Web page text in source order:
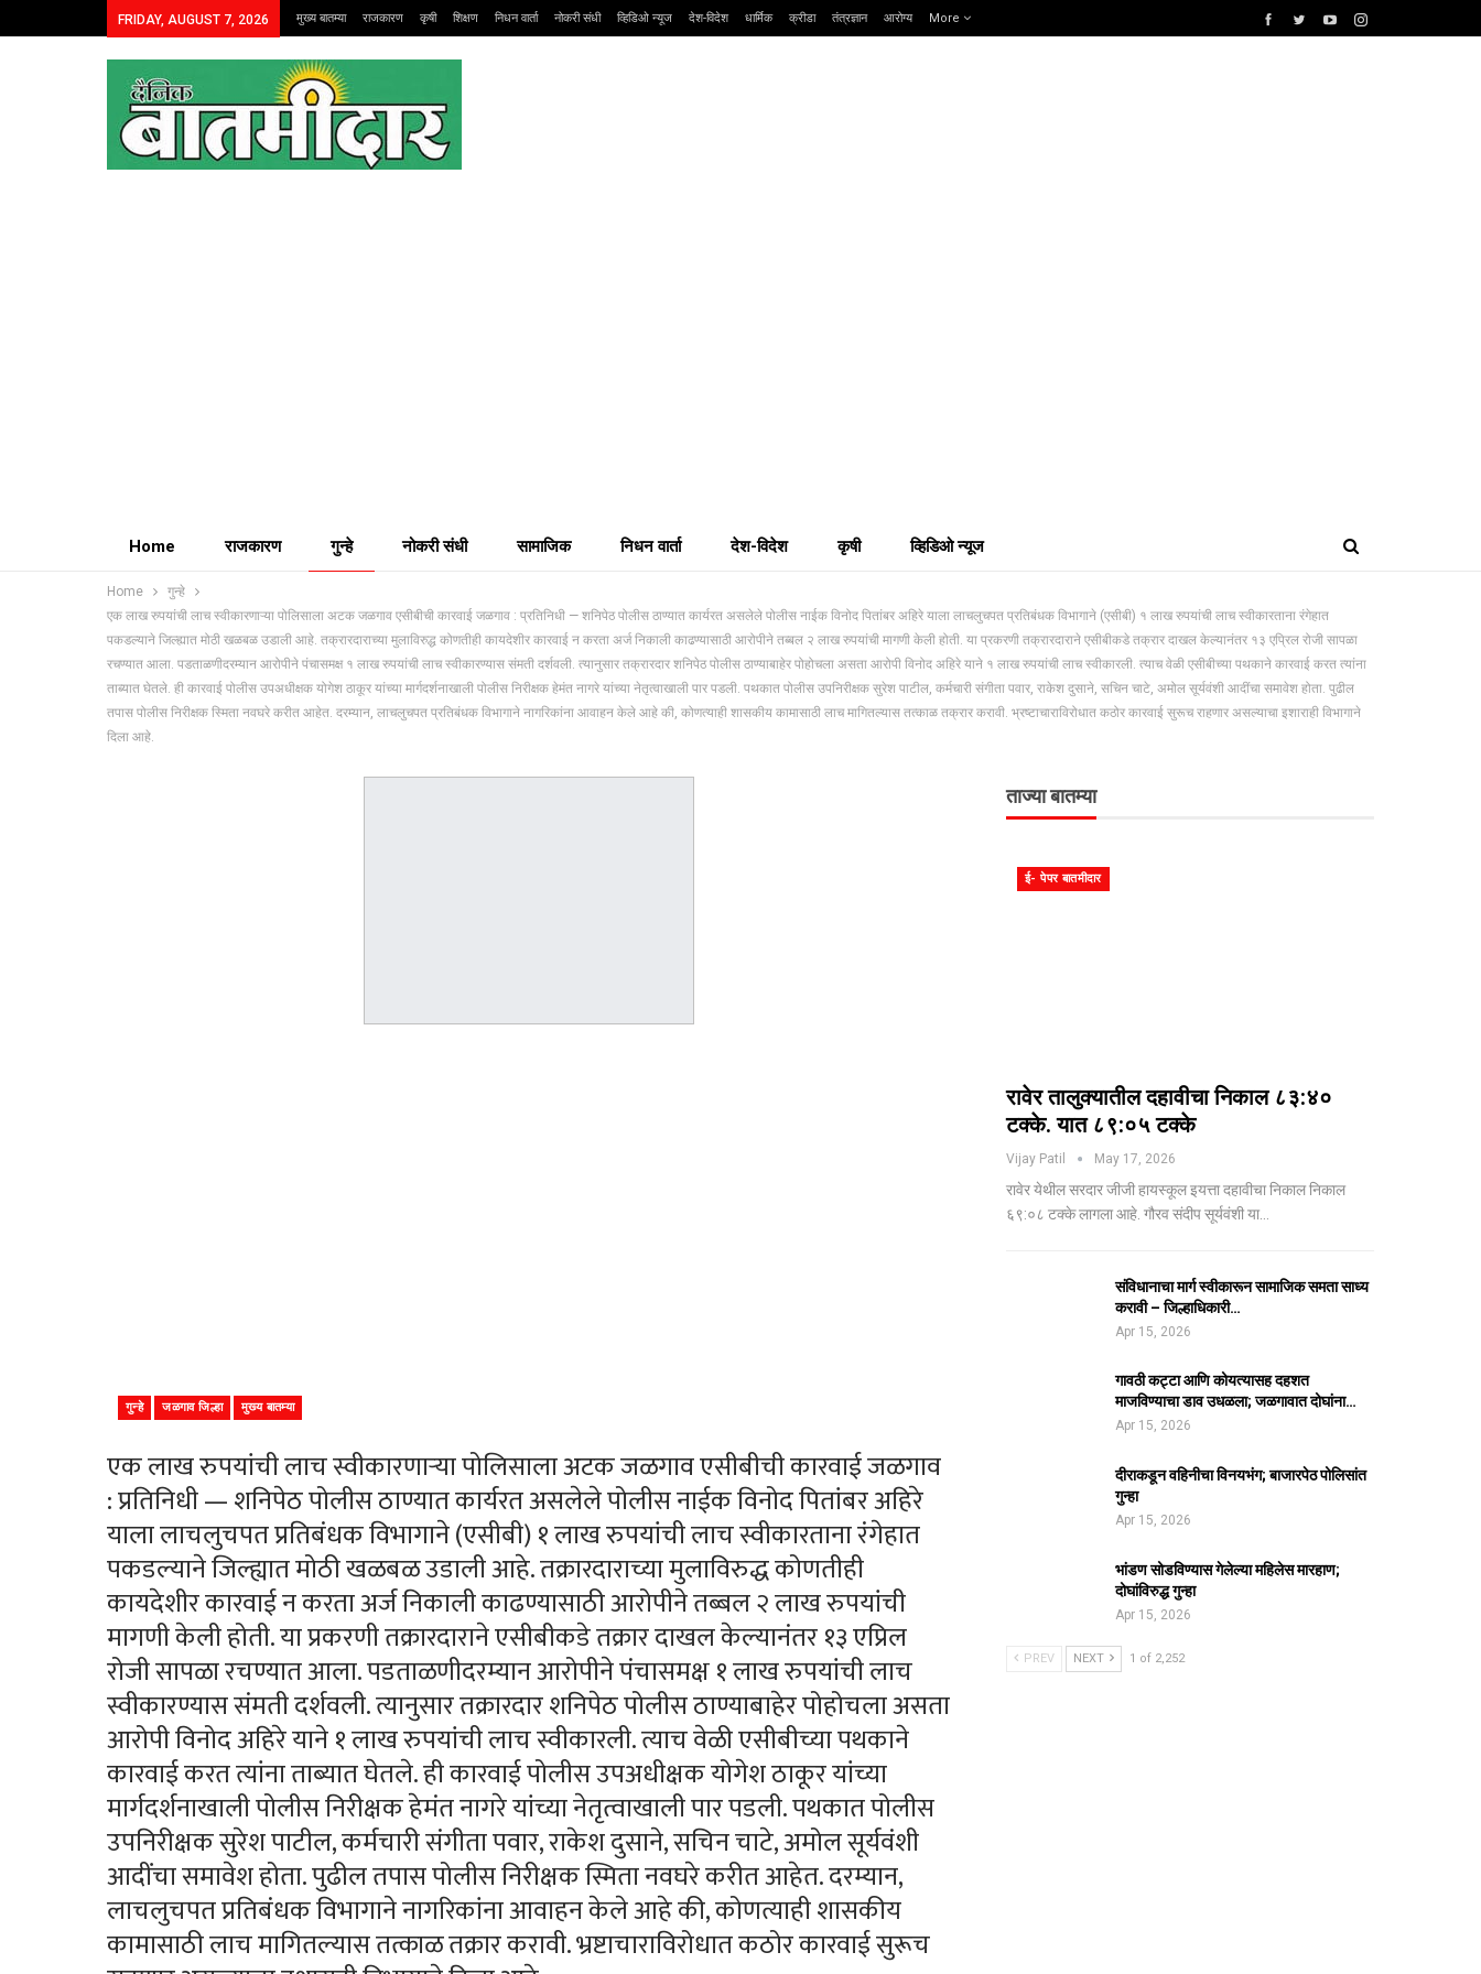
FRIDAY, AUGUST 7, 2026 मुख्य बातम्या राजकारण कृषी शिक्षण निधन वार्ता नोकरी संधी व्हिडिओ न्यूज देश-विदेश धार्मिक क्रीडा तंत्रज्ञान आरोग्य More
Home राजकारण गुन्हे नोकरी संधी सामाजिक निधन वार्ता देश-विदेश कृषी व्हिडिओ न्यूज
Home
गुन्हे
एक लाख रुपयांची लाच स्वीकारणाऱ्या पोलिसाला अटक जळगाव एसीबीची कारवाई जळगाव : प्रतिनिधी — शनिपेठ पोलीस ठाण्यात कार्यरत असलेले पोलीस नाईक विनोद पितांबर अहिरे याला लाचलुचपत प्रतिबंधक विभागाने (एसीबी) १ लाख रुपयांची लाच स्वीकारताना रंगेहात
पकडल्याने जिल्ह्यात मोठी खळबळ उडाली आहे. तक्रारदाराच्या मुलाविरुद्ध कोणतीही कायदेशीर कारवाई न करता अर्ज निकाली काढण्यासाठी आरोपीने तब्बल २ लाख रुपयांची मागणी केली होती. या प्रकरणी तक्रारदाराने एसीबीकडे तक्रार दाखल केल्यानंतर १३ एप्रिल रोजी सापळा
रचण्यात आला. पडताळणीदरम्यान आरोपीने पंचासमक्ष १ लाख रुपयांची लाच स्वीकारण्यास संमती दर्शवली. त्यानुसार तक्रारदार शनिपेठ पोलीस ठाण्याबाहेर पोहोचला असता आरोपी विनोद अहिरे याने १ लाख रुपयांची लाच स्वीकारली. त्याच वेळी एसीबीच्या पथकाने कारवाई करत त्यांना
ताब्यात घेतले. ही कारवाई पोलीस उपअधीक्षक योगेश ठाकूर यांच्या मार्गदर्शनाखाली पोलीस निरीक्षक हेमंत नागरे यांच्या नेतृत्वाखाली पार पडली. पथकात पोलीस उपनिरीक्षक सुरेश पाटील, कर्मचारी संगीता पवार, राकेश दुसाने, सचिन चाटे, अमोल सूर्यवंशी आदींचा समावेश होता. पुढील
तपास पोलीस निरीक्षक स्मिता नवघरे करीत आहेत. दरम्यान, लाचलुचपत प्रतिबंधक विभागाने नागरिकांना आवाहन केले आहे की, कोणत्याही शासकीय कामासाठी लाच मागितल्यास तत्काळ तक्रार करावी. भ्रष्टाचाराविरोधात कठोर कारवाई सुरूच राहणार असल्याचा इशाराही विभागाने
दिला आहे.
गुन्हे जळगाव जिल्हा मुख्य बातम्या
एक लाख रुपयांची लाच स्वीकारणाऱ्या पोलिसाला अटक जळगाव एसीबीची कारवाई जळगाव
: प्रतिनिधी — शनिपेठ पोलीस ठाण्यात कार्यरत असलेले पोलीस नाईक विनोद पितांबर अहिरे
याला लाचलुचपत प्रतिबंधक विभागाने (एसीबी) १ लाख रुपयांची लाच स्वीकारताना रंगेहात
पकडल्याने जिल्ह्यात मोठी खळबळ उडाली आहे. तक्रारदाराच्या मुलाविरुद्ध कोणतीही
कायदेशीर कारवाई न करता अर्ज निकाली काढण्यासाठी आरोपीने तब्बल २ लाख रुपयांची
मागणी केली होती. या प्रकरणी तक्रारदाराने एसीबीकडे तक्रार दाखल केल्यानंतर १३ एप्रिल
रोजी सापळा रचण्यात आला. पडताळणीदरम्यान आरोपीने पंचासमक्ष १ लाख रुपयांची लाच
स्वीकारण्यास संमती दर्शवली. त्यानुसार तक्रारदार शनिपेठ पोलीस ठाण्याबाहेर पोहोचला असता
आरोपी विनोद अहिरे याने १ लाख रुपयांची लाच स्वीकारली. त्याच वेळी एसीबीच्या पथकाने
कारवाई करत त्यांना ताब्यात घेतले. ही कारवाई पोलीस उपअधीक्षक योगेश ठाकूर यांच्या
मार्गदर्शनाखाली पोलीस निरीक्षक हेमंत नागरे यांच्या नेतृत्वाखाली पार पडली. पथकात पोलीस
उपनिरीक्षक सुरेश पाटील, कर्मचारी संगीता पवार, राकेश दुसाने, सचिन चाटे, अमोल सूर्यवंशी
आदींचा समावेश होता. पुढील तपास पोलीस निरीक्षक स्मिता नवघरे करीत आहेत. दरम्यान,
लाचलुचपत प्रतिबंधक विभागाने नागरिकांना आवाहन केले आहे की, कोणत्याही शासकीय
कामासाठी लाच मागितल्यास तत्काळ तक्रार करावी. भ्रष्टाचाराविरोधात कठोर कारवाई सुरूच
ताज्या बातम्या
ई- पेपर बातमीदार
रावेर तालुक्यातील दहावीचा निकाल ८३:४०
टक्के. यात ८९:०५ टक्के
Vijay Patil May 17, 2026
रावेर येथील सरदार जीजी हायस्कूल इयत्ता दहावीचा निकाल निकाल
६९:०८ टक्के लागला आहे. गौरव संदीप सूर्यवंशी या…
संविधानाचा मार्ग स्वीकारून सामाजिक समता साध्य
करावी – जिल्हाधिकारी…
Apr 15, 2026
गावठी कट्टा आणि कोयत्यासह दहशत
माजविण्याचा डाव उधळला; जळगावात दोघांना…
Apr 15, 2026
दीराकडून वहिनीचा विनयभंग; बाजारपेठ पोलिसांत
गुन्हा
Apr 15, 2026
भांडण सोडविण्यास गेलेल्या महिलेस मारहाण;
दोघांविरुद्ध गुन्हा
Apr 15, 2026
PREV NEXT 1 of 2,252